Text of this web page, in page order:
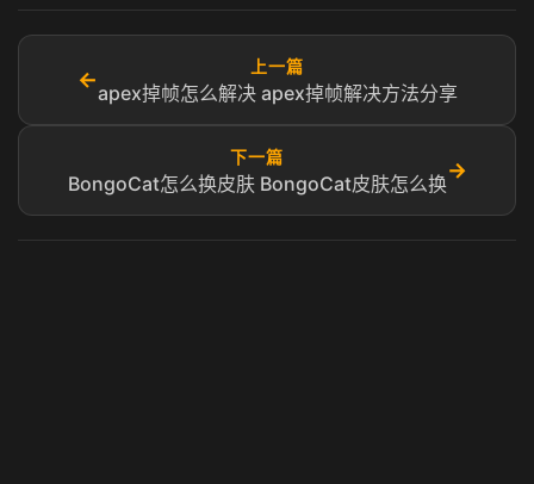
←
上一篇
apex掉帧怎么解决 apex掉帧解决方法分享
下一篇
BongoCat怎么换皮肤 BongoCat皮肤怎么换
→